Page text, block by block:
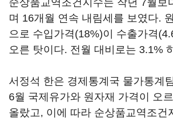
순상품교역조건지수는 작년 7월보
며 16개월 연속 내림세를 보였다.
으로 수입가격(18%)이 수출가격
오른 탓이다. 전월 대비로는 3.1%
서정석 한은 경제통계국 물가통계
6월 국제유가와 원자재 가격이 오
올랐고, 이에 따라 순상품교역조건